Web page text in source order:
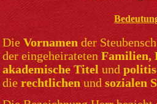
Die Vornamender
der eingeheirateten Familien,
akademische Titel und
die rechtlichenundsozialen